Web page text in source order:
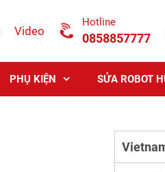
Video
Hotline
0858857777
PHỤ KIỆN SỬA ROBOT